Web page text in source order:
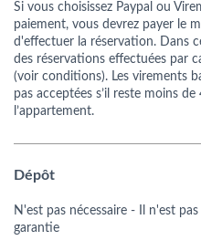
Si vous choisissez Paypal ou
paiement, vous devrez payer le
d'effectuer la réservation. Dans
des réservations effectuées par
(voir conditions). Les virements
pas acceptées s’il reste moins
l’appartement.
Dépôt
N'est pas nécessaire - Il n'est
garantie